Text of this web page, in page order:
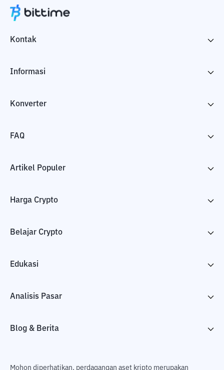
Kontak
Informasi
Konverter
FAQ
Artikel Populer
Harga Crypto
Belajar Crypto
Edukasi
Analisis Pasar
Blog & Berita
Mohon diperhatikan, perdagangan aset kripto merupakan